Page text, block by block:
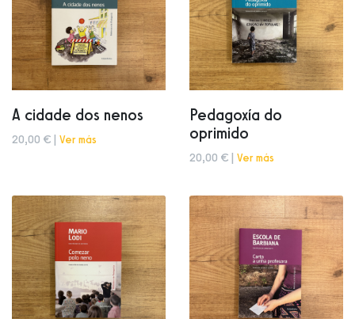
A cidade dos nenos
20,00 € | Ver más
Pedagoxía do
oprimido
20,00 € | Ver más